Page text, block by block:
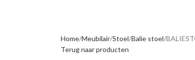
Home Meubilair Stoel Balie stoel
Terug naar producten